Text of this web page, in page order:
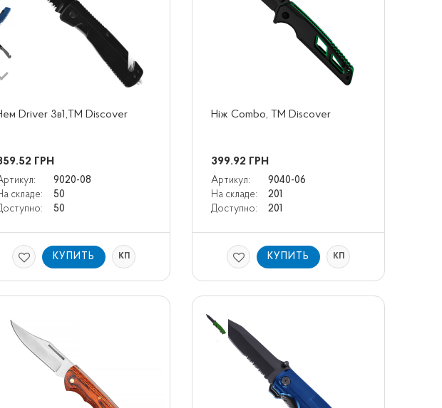
Driver 3в1,TM Discover
ГРН
9020-08
складе:
50
50
КУПИТЬ КП
Ніж Combo, TM Discover
399.92 ГРН
Артикул:
9040-06
На складе:
201
Доступно:
201
КУПИТЬ КП